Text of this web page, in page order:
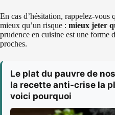
En cas d’hésitation, rappelez-vous
mieux qu’un risque : mieux jeter
prudence en cuisine est une forme
proches.
Le plat du pauvre de
la recette anti-crise la
voici pourquoi